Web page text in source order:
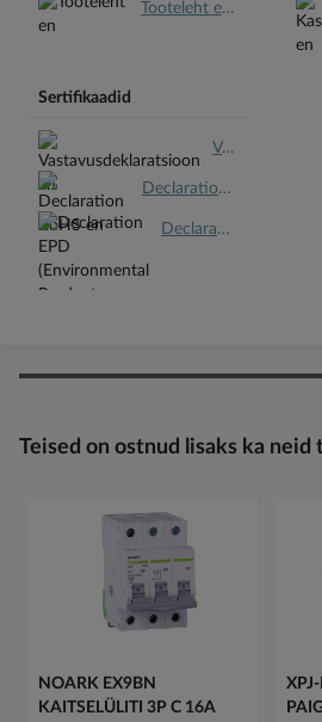
Tooteleht en.pdf
Sertifikaadid
Vastavusdeklaratsioon en.pdf
Declaration RoHS en.pdf
Declaration EPD (Environmental Product Declaration) en.pdf
Teised on ostnud lisaks ka neid
NOARK EX9BN
KAITSELÜLITI 3P C 16A